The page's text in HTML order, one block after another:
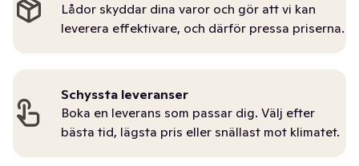
Lådor skyddar dina varor och gör att vi kan
leverera effektivare, och därför pressa priserna.
Schyssta leveranser
Boka en leverans som passar dig. Välj efter
bästa tid, lägsta pris eller snällast mot klimatet.